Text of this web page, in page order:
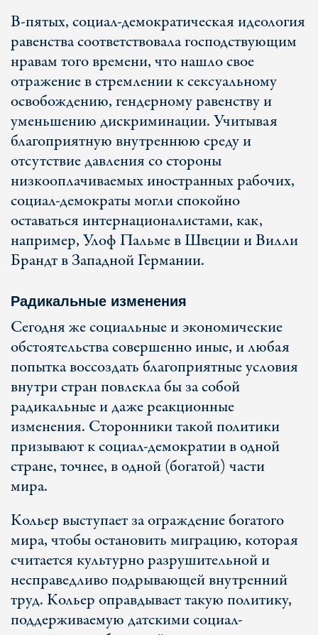
В-пятых, социал-демократическая идеология
равенства соответствовала господствующим
нравам того времени, что нашло свое
отражение в стремлении к сексуальному
освобождению, гендерному равенству и
уменьшению дискриминации. Учитывая
благоприятную внутреннюю среду и
отсутствие давления со стороны
низкооплачиваемых иностранных рабочих,
социал-демократы могли спокойно
оставаться интернационалистами, как,
например, Улоф Пальме в Швеции и Вилли
Брандт в Западной Германии.
Радикальные изменения
Сегодня же социальные и экономические
обстоятельства совершенно иные, и любая
попытка воссоздать благоприятные условия
внутри стран повлекла бы за собой
радикальные и даже реакционные
изменения. Сторонники такой политики
призывают к социал-демократии в одной
стране, точнее, в одной (богатой) части
мира.
Кольер выступает за ограждение богатого
мира, чтобы остановить миграцию, которая
считается культурно разрушительной и
несправедливо подрывающей внутренний
труд. Кольер оправдывает такую политику,
поддерживаемую датскими социал-